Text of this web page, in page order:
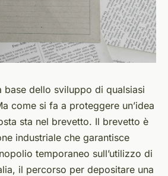
base dello sviluppo di qualsiasi
come si fa a proteggere un’idea
sta nel brevetto. Il brevetto è
industriale che garantisce
temporaneo sull’utilizzo di
il percorso per depositare una